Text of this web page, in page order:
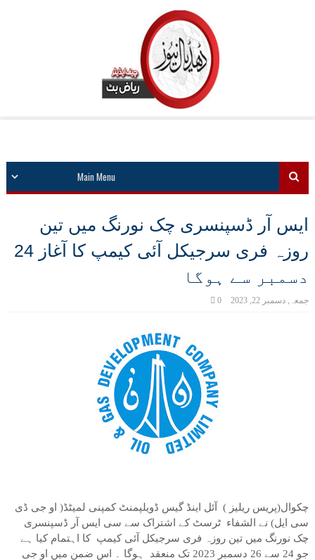
ایس آر ڈسپنسری چک نورنگ میں تین
روزہ فری سرجیکل آئی کیمپ کا آغاز 24
دسمبر سے ہوگا
جمعہ, دسمبر 22, 2023 0
چکوال(پریس ریلیز ) آئل اینڈ گیس ڈویلپمنٹ کمپنی لمیٹڈ( او جی ڈی
سی ایل) نے الشفاء ٹرسٹ کے اشتراک سے سی ایس آر ڈسپنسری
چک نورنگ میں تین روزہ فری سرجیکل آئی کیمپ کا اہتمام کیا ہے
جو 24 سے 26 دسمبر 2023 تک منعقد ہوگا ۔ اس ضمن میں او جی